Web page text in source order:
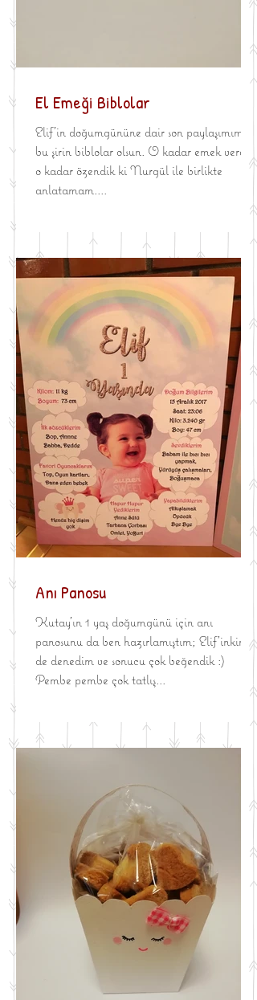
El Emeği Biblolar
Elif'in doğumgününe dair son paylaşımım da
bu şirin biblolar olsun. O kadar emek verdik
o kadar özendik ki Nurgül ile birlikte
anlatamam....
Anı Panosu
Kutay'ın 1 yaş doğumgünü için anı
panosunu da ben hazırlamıştım; Elif'inkini
de denedim ve sonucu çok beğendik :)
Pembe pembe çok tatlış...